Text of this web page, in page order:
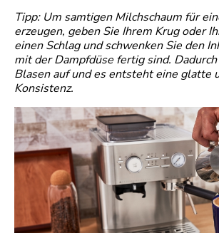
Tipp: Um samtigen Milchschaum für
erzeugen, geben Sie Ihrem Krug oder
einen Schlag und schwenken Sie den
mit der Dampfdüse fertig sind.
Blasen auf und es entsteht eine glatte
Konsistenz.